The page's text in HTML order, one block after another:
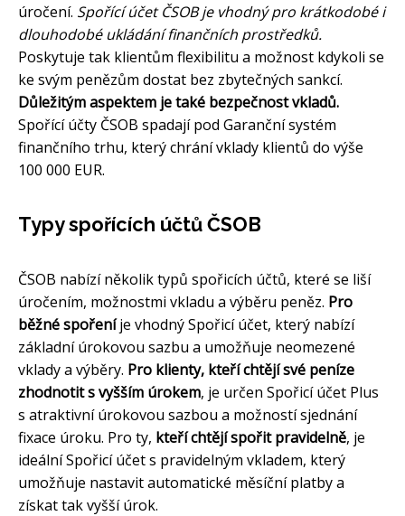
úročení. Spořící účet ČSOB je vhodný pro krátkodobé i
dlouhodobé ukládání finančních prostředků.
Poskytuje tak klientům flexibilitu a možnost kdykoli se
ke svým penězům dostat bez zbytečných sankcí.
Důležitým aspektem je také bezpečnost vkladů.
Spořící účty ČSOB spadají pod Garanční systém
finančního trhu, který chrání vklady klientů do výše
100 000 EUR.
Typy spořících účtů ČSOB
ČSOB nabízí několik typů spořicích účtů, které se liší
úročením, možnostmi vkladu a výběru peněz. Pro
běžné spořeníje vhodný Spořicí účet, který nabízí
základní úrokovou sazbu a umožňuje neomezené
vklady a výběry. Pro klienty, kteří chtějí své peníze
zhodnotit s vyšším úrokem, je určen Spořicí účet Plus
s atraktivní úrokovou sazbou a možností sjednání
fixace úroku. Pro ty, kteří chtějí spořit pravidelně, je
ideální Spořicí účet s pravidelným vkladem, který
umožňuje nastavit automatické měsíční platby a
získat tak vyšší úrok.